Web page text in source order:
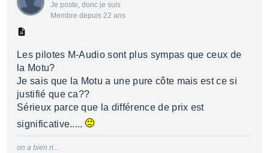
Je poste, donc je suis
Membre depuis 22 ans
Les pilotes M-Audio sont plus sympas que ceux de
la Motu?
Je sais que la Motu a une pure côte mais est ce si
justifié que ca??
Sérieux parce que la différence de prix est
significative.....
on a bien ri...